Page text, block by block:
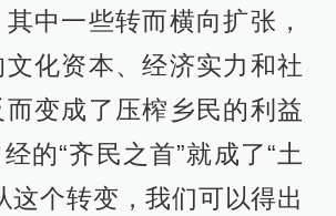
中一些转而横向扩张，
化资本、经济实力和社
变成了压榨乡民的利益
的“齐民之首”就成了“土
这个转变，我们可以得出